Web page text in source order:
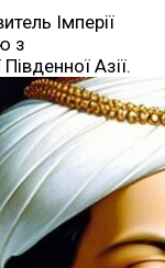
Імперії
з
Азії.